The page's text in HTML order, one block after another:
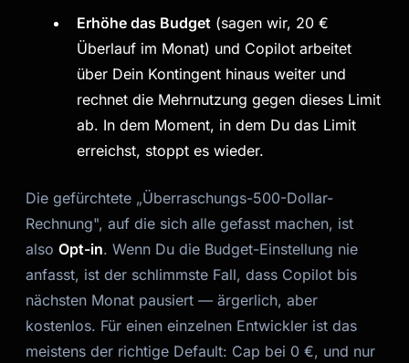
Erhöhe das Budget (sagen wir, 20 €
Überlauf im Monat) und Copilot arbeitet
über Dein Kontingent hinaus weiter und
rechnet die Mehrnutzung gegen dieses Limit
ab. In dem Moment, in dem Du das Limit
erreichst, stoppt es wieder.
Die gefürchtete „Überraschungs-500-Dollar-
Rechnung", auf die sich alle gefasst machen, ist
also Opt-in. Wenn Du die Budget-Einstellung nie
anfasst, ist der schlimmste Fall, dass Copilot bis
nächsten Monat pausiert — ärgerlich, aber
kostenlos. Für einen einzelnen Entwickler ist das
meistens der richtige Default: Cap bei 0 €, und nur